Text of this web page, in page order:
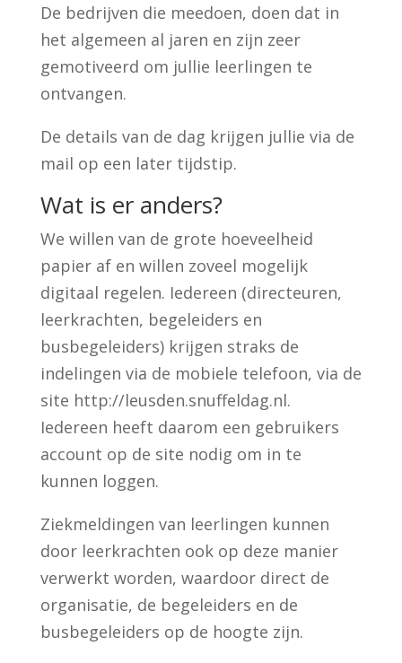
De bedrijven die meedoen, doen dat in
het algemeen al jaren en zijn zeer
gemotiveerd om jullie leerlingen te
ontvangen.
De details van de dag krijgen jullie via de
mail op een later tijdstip.
Wat is er anders?
We willen van de grote hoeveelheid
papier af en willen zoveel mogelijk
digitaal regelen. Iedereen (directeuren,
leerkrachten, begeleiders en
busbegeleiders) krijgen straks de
indelingen via de mobiele telefoon, via de
site http://leusden.snuffeldag.nl.
Iedereen heeft daarom een gebruikers
account op de site nodig om in te
kunnen loggen.
Ziekmeldingen van leerlingen kunnen
door leerkrachten ook op deze manier
verwerkt worden, waardoor direct de
organisatie, de begeleiders en de
busbegeleiders op de hoogte zijn.